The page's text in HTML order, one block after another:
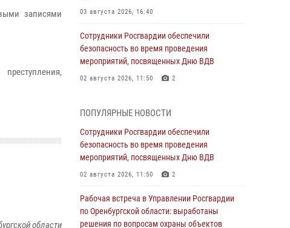
записями
области
03 августа 2026, 16:40
Сотрудники Росгвардии обеспечили
безопасность во время проведения
мероприятий, посвященных Дню ВДВ
02 августа 2026, 11:50 2
гражданами по вопросу трудоустройства на
службу в Росгвардию и поступления в
ведомственные институты
30 июля 2026, 04:44
Дню Крещения Руси
28 июля 2026, 09:41 1
ПОПУЛЯРНЫЕ НОВОСТИ
Сотрудники Росгвардии обеспечили
безопасность во время проведения
мероприятий, посвященных Дню ВДВ
02 августа 2026, 11:50 2
Рабочая встреча в Управлении Росгвардии
по Оренбургской области: выработаны
решения по вопросам охраны объектов